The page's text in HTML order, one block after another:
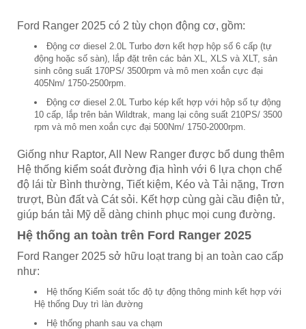
Ford Ranger 2025 có 2 tùy chọn động cơ, gồm:
Động cơ diesel 2.0L Turbo đơn kết hợp hộp số 6 cấp (tự
động hoặc số sàn), lắp đặt trên các bản XL, XLS và XLT, sản
sinh công suất 170PS/ 3500rpm và mô men xoắn cực đại
405Nm/ 1750-2500rpm.
Động cơ diesel 2.0L Turbo kép kết hợp với hộp số tự động
10 cấp, lắp trên bản Wildtrak, mang lại công suất 210PS/ 3500
rpm và mô men xoắn cực đại 500Nm/ 1750-2000rpm.
Giống như Raptor, All New Ranger được bổ dung thêm
Hệ thống kiểm soát đường địa hình với 6 lựa chọn chế
độ lái từ Bình thường, Tiết kiệm, Kéo và Tải nặng, Trơn
trượt, Bùn đất và Cát sỏi. Kết hợp cùng gài cầu điện tử,
giúp bán tải Mỹ dễ dàng chinh phục mọi cung đường.
Hệ thống an toàn trên Ford Ranger 2025
Ford Ranger 2025 sở hữu loạt trang bị an toàn cao cấp
như:
Hệ thống Kiểm soát tốc độ tự động thông minh kết hợp với
Hệ thống Duy trì làn đường
Hệ thống phanh sau va chạm